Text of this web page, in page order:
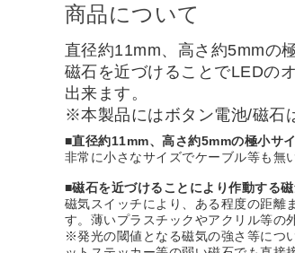
商品について
直径約11mm、高さ約5mmの
磁石を近づけることでLEDの
出来ます。
※本製品にはボタン電池/磁石
■直径約11mm、高さ約5mmの極小サ
非常に小さなサイズでケーブル等も無
■磁石を近づけることにより作動する
磁気スイッチにより、ある程度の距離
す。薄いプラスチックやアクリル等の
※発光の閾値となる磁気の強さ等につ